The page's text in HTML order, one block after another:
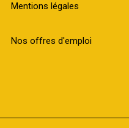
Mentions légales
Nos offres d'emploi